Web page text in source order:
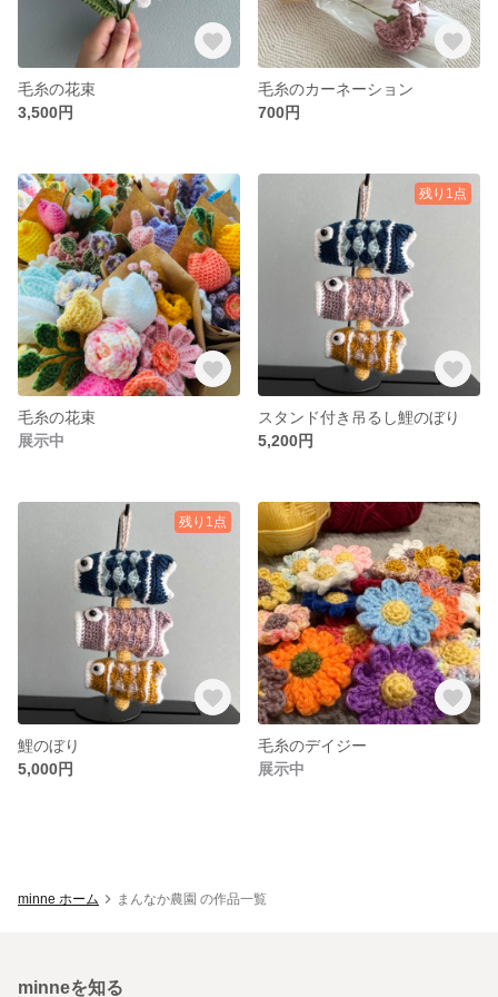
毛糸の花束
3,500円
毛糸のカーネーション
700円
毛糸の花束
展示中
残り1点
スタンド付き吊るし鯉のぼり
5,200円
残り1点
鯉のぼり
5,000円
毛糸のデイジー
展示中
minne ホーム まんなか農園 の作品一覧
minneを知る